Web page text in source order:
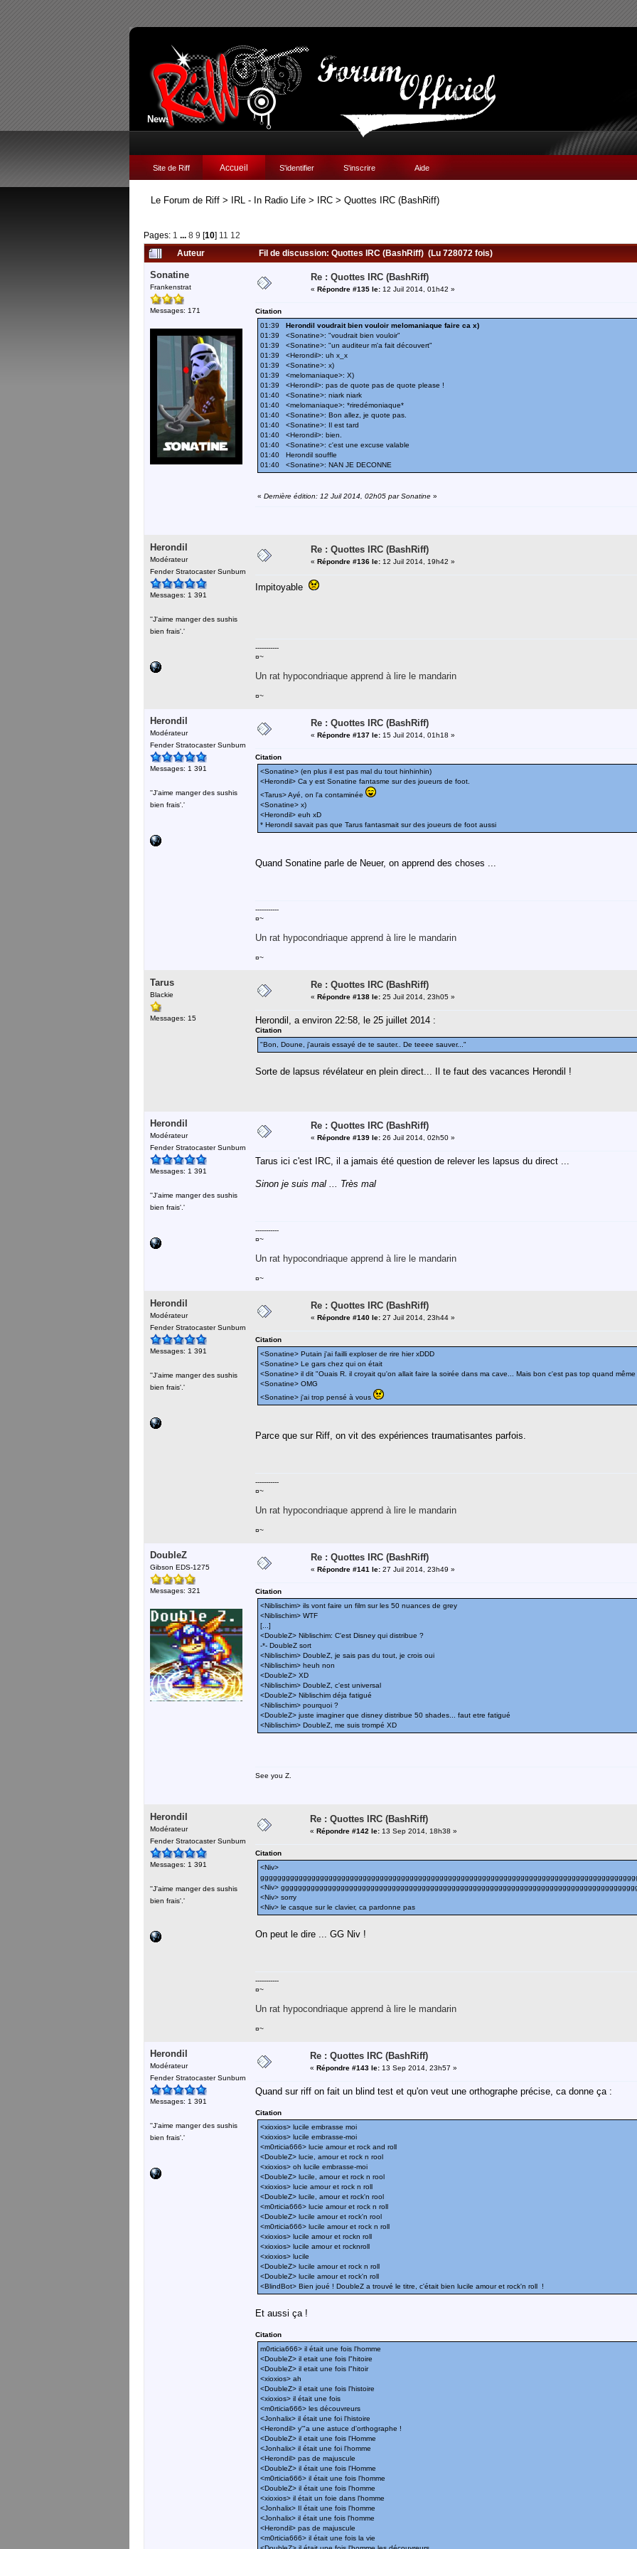
News:
Site de Riff Accueil S'identifier S'inscrire Aide
Le Forum de Riff > IRL - In Radio Life > IRC > Quottes IRC (BashRiff)
Pages: 1 ... 8 9 [10] 11 12
Auteur Fil de discussion: Quottes IRC (BashRiff) (Lu 728072 fois)
Sonatine
Frankenstrat
Messages: 171
Re : Quottes IRC (BashRiff)
« Répondre #135 le: 12 Juil 2014, 01h42 »
Citation
01:39 Herondil voudrait bien vouloir melomaniaque faire ca x)
01:39 <Sonatine>: "voudrait bien vouloir"
01:39 <Sonatine>: "un auditeur m'a fait découvert"
01:39 <Herondil>: uh x_x
01:39 <Sonatine>: x)
01:39 <melomaniaque>: X)
01:39 <Herondil>: pas de quote pas de quote please !
01:40 <Sonatine>: niark niark
01:40 <melomaniaque>: *riredémoniaque*
01:40 <Sonatine>: Bon allez, je quote pas.
01:40 <Sonatine>: Il est tard
01:40 <Herondil>: bien.
01:40 <Sonatine>: c'est une excuse valable
01:40 Herondil souffle
01:40 <Sonatine>: NAN JE DECONNE
« Dernière édition: 12 Juil 2014, 02h05 par Sonatine »
Herondil
Modérateur
Fender Stratocaster Sunburn
Messages: 1 391
''J'aime manger des sushis
bien frais'.'
Re : Quottes IRC (BashRiff)
« Répondre #136 le: 12 Juil 2014, 19h42 »
Impitoyable
-----------
¤~
Un rat hypocondriaque apprend à lire le mandarin
¤~
Herondil
Modérateur
Fender Stratocaster Sunburn
Messages: 1 391
''J'aime manger des sushis
bien frais'.'
Re : Quottes IRC (BashRiff)
« Répondre #137 le: 15 Juil 2014, 01h18 »
Citation
<Sonatine> (en plus il est pas mal du tout hinhinhin)
<Herondil> Ca y est Sonatine fantasme sur des joueurs de foot.
<Tarus> Ayé, on l'a contaminée
<Sonatine> x)
<Herondil> euh xD
* Herondil savait pas que Tarus fantasmait sur des joueurs de foot aussi
Quand Sonatine parle de Neuer, on apprend des choses ...
-----------
¤~
Un rat hypocondriaque apprend à lire le mandarin
¤~
Tarus
Blackie
Messages: 15
Re : Quottes IRC (BashRiff)
« Répondre #138 le: 25 Juil 2014, 23h05 »
Herondil, a environ 22:58, le 25 juillet 2014 :
Citation
"Bon, Doune, j'aurais essayé de te sauter.. De teeee sauver..."
Sorte de lapsus révélateur en plein direct... Il te faut des vacances Herondil !
Herondil
Modérateur
Fender Stratocaster Sunburn
Messages: 1 391
''J'aime manger des sushis
bien frais'.'
Re : Quottes IRC (BashRiff)
« Répondre #139 le: 26 Juil 2014, 02h50 »
Tarus ici c'est IRC, il a jamais été question de relever les lapsus du direct ...
Sinon je suis mal ... Très mal
-----------
¤~
Un rat hypocondriaque apprend à lire le mandarin
¤~
Herondil
Modérateur
Fender Stratocaster Sunburn
Messages: 1 391
''J'aime manger des sushis
bien frais'.'
Re : Quottes IRC (BashRiff)
« Répondre #140 le: 27 Juil 2014, 23h44 »
Citation
<Sonatine> Putain j'ai failli exploser de rire hier xDDD
<Sonatine> Le gars chez qui on était
<Sonatine> il dit "Ouais R. il croyait qu'on allait faire la soirée dans ma cave... Mais bon c'est pas top quand
<Sonatine> OMG
<Sonatine> j'ai trop pensé à vous
Parce que sur Riff, on vit des expériences traumatisantes parfois.
-----------
¤~
Un rat hypocondriaque apprend à lire le mandarin
¤~
DoubleZ
Gibson EDS-1275
Messages: 321
Re : Quottes IRC (BashRiff)
« Répondre #141 le: 27 Juil 2014, 23h49 »
Citation
<Niblischim> ils vont faire un film sur les 50 nuances de grey
<Niblischim> WTF
[...]
<DoubleZ> Niblischim: C'est Disney qui distribue ?
-*- DoubleZ sort
<Niblischim> DoubleZ, je sais pas du tout, je crois oui
<Niblischim> heuh non
<DoubleZ> XD
<Niblischim> DoubleZ, c'est universal
<DoubleZ> Niblischim déja fatigué
<Niblischim> pourquoi ?
<DoubleZ> juste imaginer que disney distribue 50 shades... faut etre fatigué
<Niblischim> DoubleZ, me suis trompé XD
See you Z.
Herondil
Modérateur
Fender Stratocaster Sunburn
Messages: 1 391
''J'aime manger des sushis
bien frais'.'
Re : Quottes IRC (BashRiff)
« Répondre #142 le: 13 Sep 2014, 18h38 »
Citation
<Niv>
<Niv>
<Niv> sorry
<Niv> le casque sur le clavier, ca pardonne pas
On peut le dire ... GG Niv !
-----------
¤~
Un rat hypocondriaque apprend à lire le mandarin
¤~
Herondil
Modérateur
Fender Stratocaster Sunburn
Messages: 1 391
''J'aime manger des sushis
bien frais'.'
Re : Quottes IRC (BashRiff)
« Répondre #143 le: 13 Sep 2014, 23h57 »
Quand sur riff on fait un blind test et qu'on veut une orthographe précise, ca donne ça :
Citation
<xioxios> lucile embrasse moi
<xioxios> lucile embrasse-moi
<m0rticia666> lucie amour et rock and roll
<DoubleZ> lucie, amour et rock n rool
<xioxios> oh lucile embrasse-moi
<DoubleZ> lucile, amour et rock n rool
<xioxios> lucie amour et rock n roll
<DoubleZ> lucile, amour et rock'n rool
<m0rticia666> lucie amour et rock n roll
<DoubleZ> lucile amour et rock'n rool
<m0rticia666> lucile amour et rock n roll
<xioxios> lucile amour et rockn roll
<xioxios> lucile amour et rocknroll
<xioxios> lucile
<DoubleZ> lucile amour et rock n roll
<DoubleZ> lucile amour et rock'n roll
<BlindBot> Bien joué ! DoubleZ a trouvé le titre, c'était bien lucile amour et rock'n roll !
Et aussi ça !
Citation
m0rticia666> il était une fois l'homme
<DoubleZ> il etait une fois l"hitoire
<DoubleZ> il etait une fois l"hitoir
<xioxios> ah
<DoubleZ> il etait une fois l'histoire
<xioxios> il était une fois
<m0rticia666> les découvreurs
<Jonhalix> il était une foi l'histoire
<Herondil> y'"a une astuce d'orthographe !
<DoubleZ> il etait une fois l'Homme
<Jonhalix> il était une foi l'homme
<Herondil> pas de majuscule
<DoubleZ> il était une fois l'Homme
<m0rticia666> il était une fois l'homme
<DoubleZ> il était une fois l'homme
<xioxios> il était un foie dans l'homme
<Jonhalix> Il était une fois l'homme
<Jonhalix> il était une fois l'homme
<Herondil> pas de majuscule
<m0rticia666> il était une fois la vie